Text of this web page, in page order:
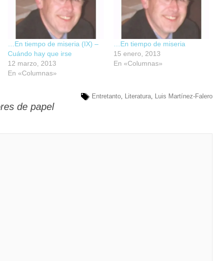
…En tiempo de miseria (IX) –
Cuándo hay que irse
12 marzo, 2013
En «Columnas»
…En tiempo de miseria
15 enero, 2013
En «Columnas»
Entretanto, Literatura, Luis Martínez-Falero
de papel